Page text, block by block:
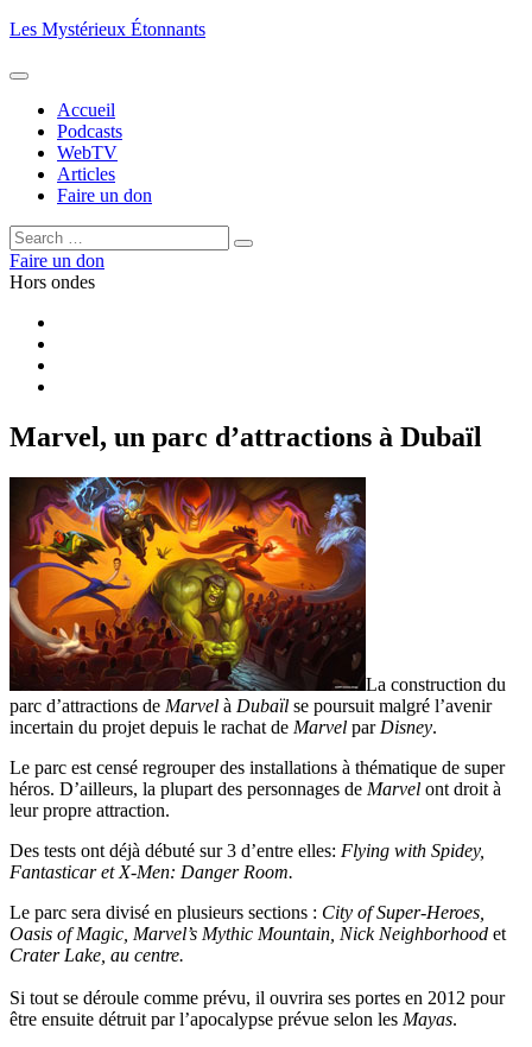
Aller
contenu
Les Mystérieux Étonnants
Accueil
Podcasts
WebTV
Articles
Faire un don
Rechercher :
Rechercher
Faire un don
Hors ondes
Marvel, un parc d’attractions à Dubaïl
La construction du
parc d’attractions de Marvel à Dubaïl se poursuit malgré l’avenir
incertain du projet depuis le rachat de Marvel par Disney.
Le parc est censé regrouper des installations à thématique de super
héros. D’ailleurs, la plupart des personnages de Marvel ont droit à
leur propre attraction.
Des tests ont déjà débuté sur 3 d’entre elles: Flying with Spidey,
Fantasticar et X-Men: Danger Room.
Le parc sera divisé en plusieurs sections : City of Super-Heroes,
Oasis of Magic, Marvel’s Mythic Mountain, Nick Neighborhood et
Crater Lake, au centre.
Si tout se déroule comme prévu, il ouvrira ses portes en 2012 pour
être ensuite détruit par l’apocalypse prévue selon les Mayas.